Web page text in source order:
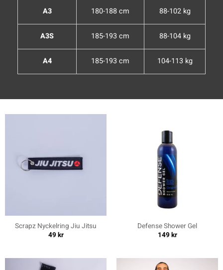
A3 180-188 cm 88-102 kg
A3S 185-193 cm 88-104 kg
A4 185-193 cm 104-113 kg
Scrapz Nyckelring Jiu Jitsu
49kr
Defense Shower Gel
149kr